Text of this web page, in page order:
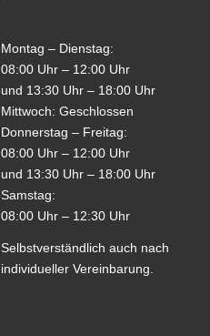
Montag – Dienstag:
08:00 Uhr – 12:00 Uhr
und 13:30 Uhr – 18:00 Uhr
Mittwoch: Geschlossen
Donnerstag – Freitag:
08:00 Uhr – 12:00 Uhr
und 13:30 Uhr – 18:00 Uhr
Samstag:
08:00 Uhr – 12:30 Uhr
Selbstverständlich auch nach
individueller Vereinbarung.